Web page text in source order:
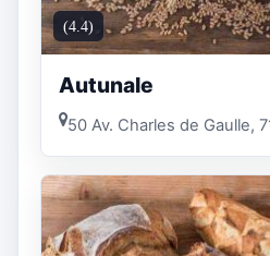
(4.4)
Autunale
50 Av. Charles de Gaulle,